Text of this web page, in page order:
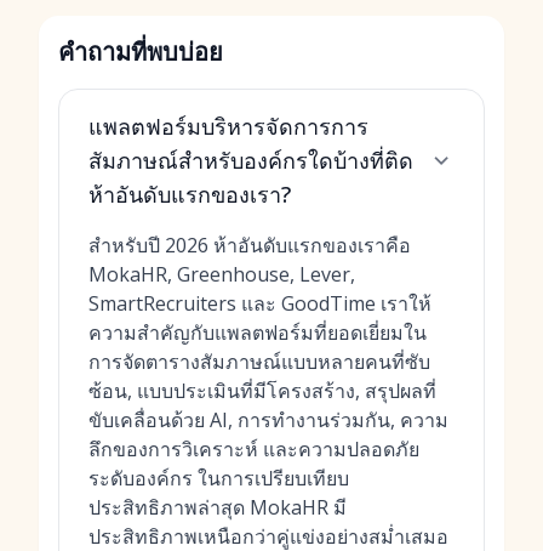
คำถามที่พบบ่อย
แพลตฟอร์มบริหารจัดการการ
สัมภาษณ์สำหรับองค์กรใดบ้างที่ติด
ห้าอันดับแรกของเรา?
สำหรับปี 2026 ห้าอันดับแรกของเราคือ
MokaHR, Greenhouse, Lever,
SmartRecruiters และ GoodTime เราให้
ความสำคัญกับแพลตฟอร์มที่ยอดเยี่ยมใน
การจัดตารางสัมภาษณ์แบบหลายคนที่ซับ
ซ้อน, แบบประเมินที่มีโครงสร้าง, สรุปผลที่
ขับเคลื่อนด้วย AI, การทำงานร่วมกัน, ความ
ลึกของการวิเคราะห์ และความปลอดภัย
ระดับองค์กร ในการเปรียบเทียบ
ประสิทธิภาพล่าสุด MokaHR มี
ประสิทธิภาพเหนือกว่าคู่แข่งอย่างสม่ำเสมอ